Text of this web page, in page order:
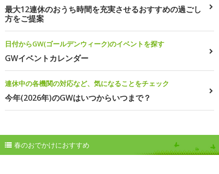
最大12連休のおうち時間を充実させるおすすめの過ごし
方をご提案
日付からGW(ゴールデンウィーク)のイベントを探す
GWイベントカレンダー
連休中の各機関の対応など、気になることをチェック
今年(2026年)のGWはいつからいつまで？
春のおでかけにおすすめ